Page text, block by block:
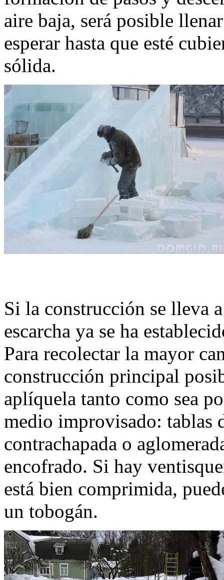
aire baja, será posible
esperar hasta que esté
sólida.
Si la construcción se lleva
escarcha ya se ha
Para recolectar la mayor
construcción principal
aplíquela tanto como sea
medio improvisado: tablas
contrachapada o
encofrado. Si hay
está bien comprimida,
un tobogán.